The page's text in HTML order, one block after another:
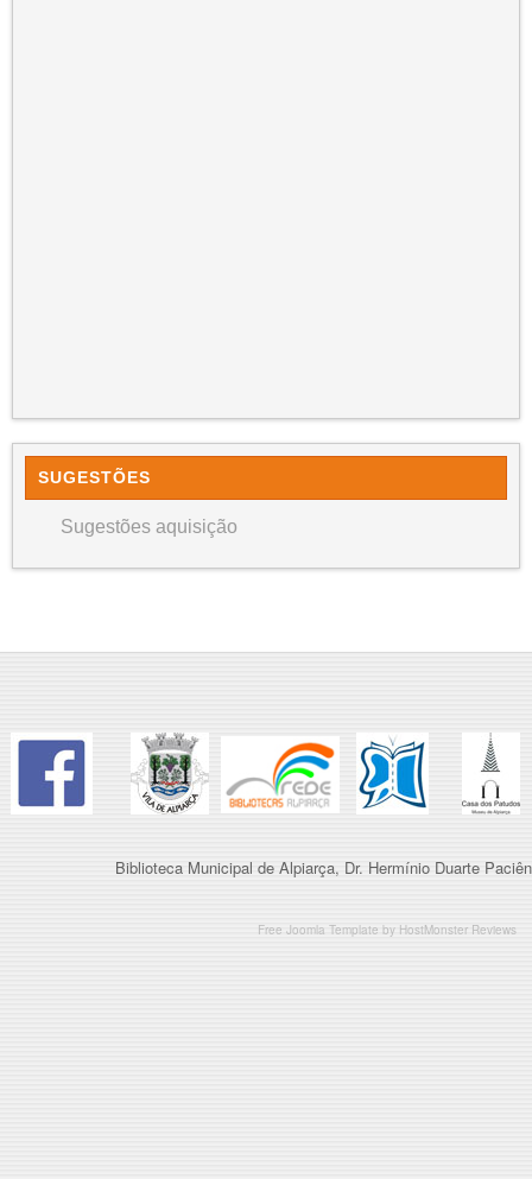
Free Joomla Template by HostMonster Reviews
SUGESTÕES
Sugestões aquisição
Biblioteca Municipal de Alpiarça, Dr. Hermínio Duarte